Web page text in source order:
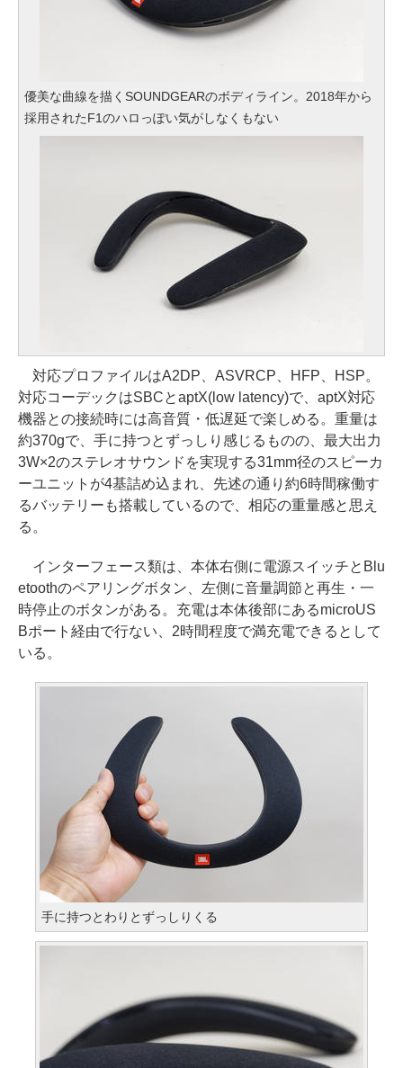
優美な曲線を描くSOUNDGEARのボディライン。2018年から
採用されたF1のハロっぽい気がしなくもない
対応プロファイルはA2DP、ASVRCP、HFP、HSP。
対応コーデックはSBCとaptX(low latency)で、aptX対応
機器との接続時には高音質・低遅延で楽しめる。重量は
約370gで、手に持つとずっしり感じるものの、最大出力
3W×2のステレオサウンドを実現する31mm径のスピーカ
ーユニットが4基詰め込まれ、先述の通り約6時間稼働す
るバッテリーも搭載しているので、相応の重量感と思え
る。
インターフェース類は、本体右側に電源スイッチとBlu
etoothのペアリングボタン、左側に音量調節と再生・一
時停止のボタンがある。充電は本体後部にあるmicroUS
Bポート経由で行ない、2時間程度で満充電できるとして
いる。
手に持つとわりとずっしりくる